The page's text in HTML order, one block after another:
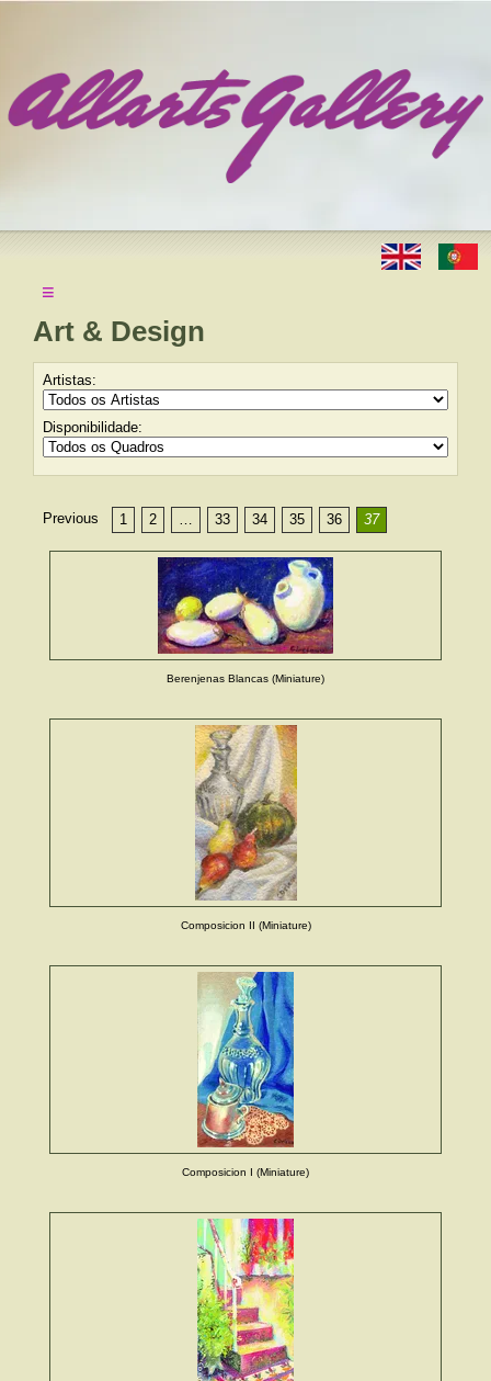
≡
Art & Design
Artistas:
Disponibilidade:
Previous 1 2 … 33 34 35 36 37
Berenjenas Blancas (Miniature)
Composicion II (Miniature)
Composicion I (Miniature)